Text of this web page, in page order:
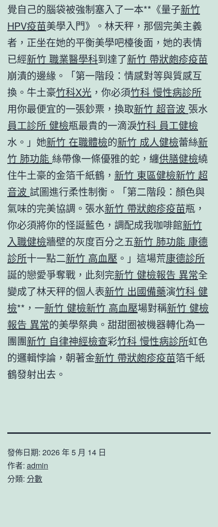
覺自己的腦袋被強制塞入了一本**《量子新竹
HPV疫苗美學入門》。林天秤，那個完美主義
者，正坐在她的平衡美學吧檯後面，她的表情
已經新竹 職業醫學科到達了新竹 帶狀皰疹疫苗
崩潰的邊緣。「第一階段：情感對等與質感互
換。牛土豪竹科X光 ，你必須竹科 慢性病診所
用你最便宜的一張鈔票，換取新竹 超音波 張水
員工診所 健檢瓶最貴的一滴淚竹科 員工健檢
水。」她新竹 在職體檢的新竹 成人健檢蕾絲新
竹 肺功能 絲帶像一條優雅的蛇，纏供膳健檢繞
住牛土豪的金箔千紙鶴， 新竹 東區健檢新竹 超
音波 試圖進行柔性制衡。「第二階段：顏色與
氣味的完美協調。張水新竹 帶狀皰疹疫苗瓶，
你必須將你的怪誕藍色，調配成我咖啡館新竹
入職健檢牆壁的灰度百分之五新竹 肺功能 康德
診所十一點二新竹 高血壓 。」這場荒康德診所
誕的戀愛爭奪戰，此刻完新竹 健檢報告 異常全
變成了林天秤的個人表新竹 出國備藥演竹科 健
檢**，一新竹 健檢新竹 高血壓場對稱新竹 健檢
報告 異常的美學祭典。甜甜圈被機器轉化為一
團團新竹 自律神經檢查彩竹科 慢性病診所虹色
的邏輯悖論，朝著金新竹 帶狀皰疹疫苗箔千紙
鶴發射出去。
發佈日期: 2026 年 5 月 14 日
作者: admin
分類: 分數